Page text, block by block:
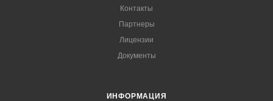
Контакты
Партнеры
Лицензии
Документы
ИНФОРМАЦИЯ